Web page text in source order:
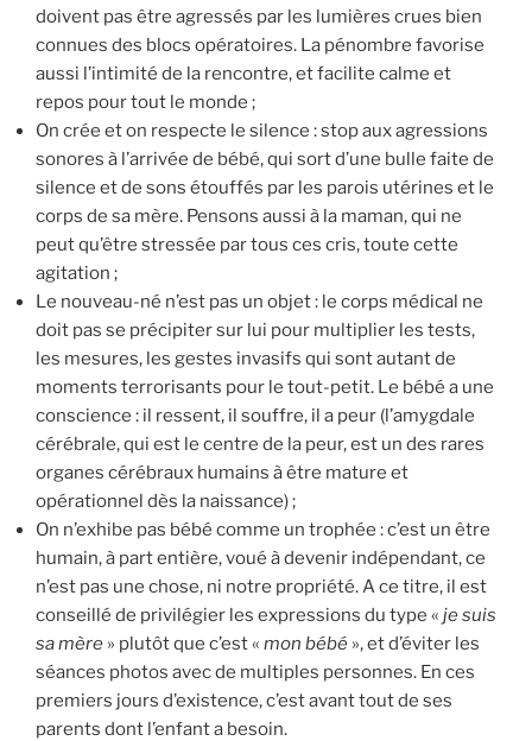
doivent pas être agressés par les lumières crues bien
connues des blocs opératoires. La pénombre favorise
aussi l’intimité de la rencontre, et facilite calme et
repos pour tout le monde ;
On crée et on respecte le silence : stop aux agressions
sonores à l’arrivée de bébé, qui sort d’une bulle faite de
silence et de sons étouffés par les parois utérines et le
corps de sa mère. Pensons aussi à la maman, qui ne
peut qu’être stressée par tous ces cris, toute cette
agitation ;
Le nouveau-né n’est pas un objet : le corps médical ne
doit pas se précipiter sur lui pour multiplier les tests,
les mesures, les gestes invasifs qui sont autant de
moments terrorisants pour le tout-petit. Le bébé a une
conscience : il ressent, il souffre, il a peur (l’amygdale
cérébrale, qui est le centre de la peur, est un des rares
organes cérébraux humains à être mature et
opérationnel dès la naissance) ;
On n’exhibe pas bébé comme un trophée : c’est un être
humain, à part entière, voué à devenir indépendant, ce
n’est pas une chose, ni notre propriété. A ce titre, il est
conseillé de privilégier les expressions du type « je suis
sa mère » plutôt que c’est « mon bébé », et d’éviter les
séances photos avec de multiples personnes. En ces
premiers jours d’existence, c’est avant tout de ses
parents dont l’enfant a besoin.